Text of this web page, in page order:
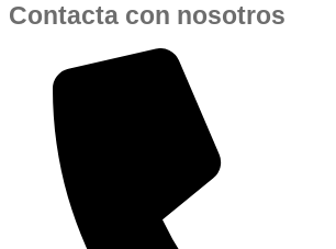
Contacta con nosotros